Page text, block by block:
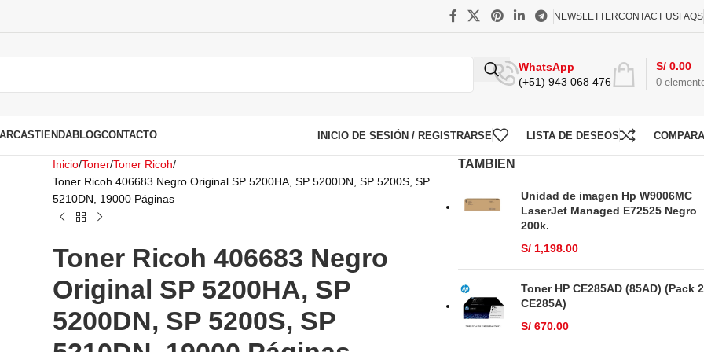
NEWSLETTERCONTACT USFAQS
WhatsApp
(+51) 943 068 476
0
S/ 0.00
TIENDABLOGCONTACTO INICIO DE SESIÓN / REGISTRARSE LISTA DE DESEOS
Inicio Toner Toner Ricoh
Toner Ricoh 406683 Negro Original SP 5200HA, SP 5200DN, SP 5200S, SP
5210DN, 19000 Páginas
Toner Ricoh 406683 Negro
Original SP 5200HA, SP
5200DN, SP 5200S, SP
TAMBIEN
Unidad de imagen Hp W9006MC
LaserJet Managed E72525 Negro
200k.
S/1,198.00
Toner HP CE285AD (85AD) (Pack 2
CE285A)
S/670.00